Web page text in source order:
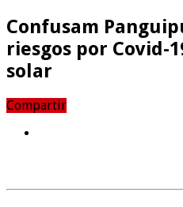
Confusam
riesgos por Covid-
solar
Compartir